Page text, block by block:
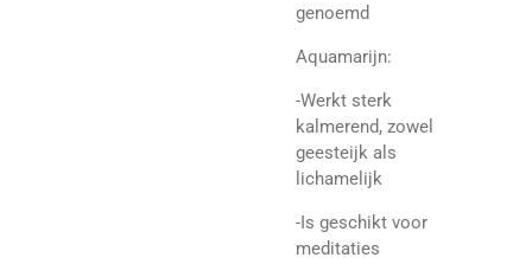
genoemd
Aquamarijn:
-Werkt sterk
kalmerend, zowel
geesteijk als
lichamelijk
-Is geschikt voor
meditaties